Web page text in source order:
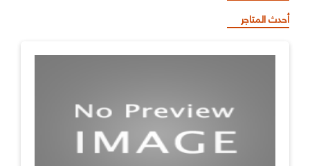
أحدث المتاجر